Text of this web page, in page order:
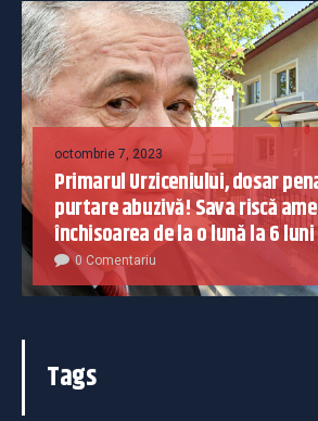
octombrie 7, 2023
Primarul Urziceniului, dosar
purtare abuzivă! Sava riscă
închisoarea de la o lună la 6 luni
0 Comentariu
Tags